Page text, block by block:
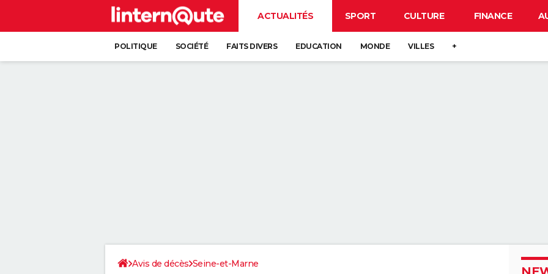
ACTUALITÉS SPORT CULTURE FINANCE
POLITIQUE SOCIÉTÉ FAITS DIVERS EDUCATION MONDE VILLES +
Avis de décès Seine-et-Marne